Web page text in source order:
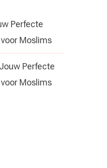
Perfecte
Moslims
Perfecte
Moslims